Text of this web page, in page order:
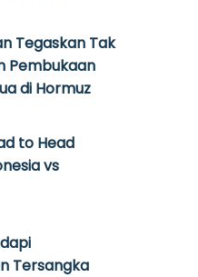
Tegaskan Tak
Pembukaan
di Hormuz
to Head
vs
Tersangka